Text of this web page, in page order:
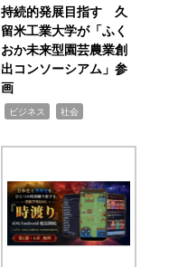
持続的発展目指す 久
留米工業大学が「ふく
おか未来型園芸農業創
出コンソーシアム」参
画
ビジネス 社会